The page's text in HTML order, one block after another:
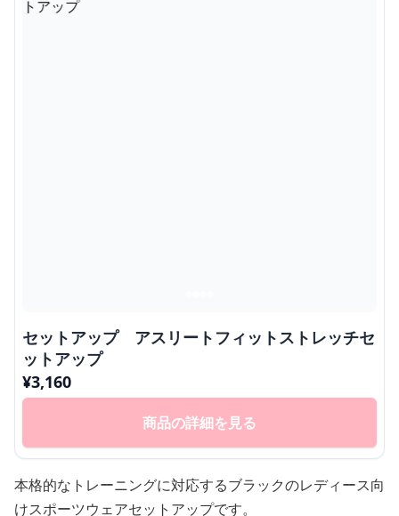
セットアップ アスリートフィットストレッチセ
ットアップ
¥3,160
商品の詳細を見る
本格的なトレーニングに対応するブラックのレディース向
けスポーツウェアセットアップです。